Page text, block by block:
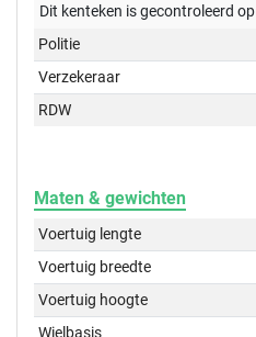
Dit kenteken is gecontroleerd op
Politie
Verzekeraar
RDW
Maten & gewichten
Voertuig lengte
Voertuig breedte
Voertuig hoogte
Wielbasis